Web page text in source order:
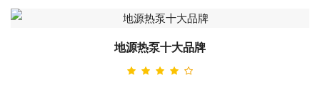
地源热泵十大品牌